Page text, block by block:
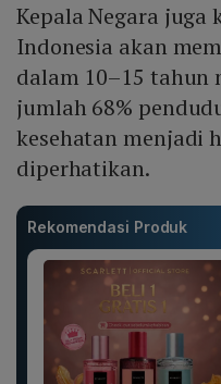
Kepala Negara juga
Indonesia akan
dalam 10–15 tahun
jumlah 68%
kesehatan menjadi
diperhatikan.
Rekomendasi Produk